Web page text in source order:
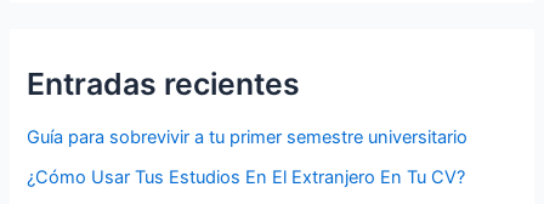
Entradas recientes
Guía para sobrevivir a tu primer semestre universitario
¿Cómo Usar Tus Estudios En El Extranjero En Tu CV?